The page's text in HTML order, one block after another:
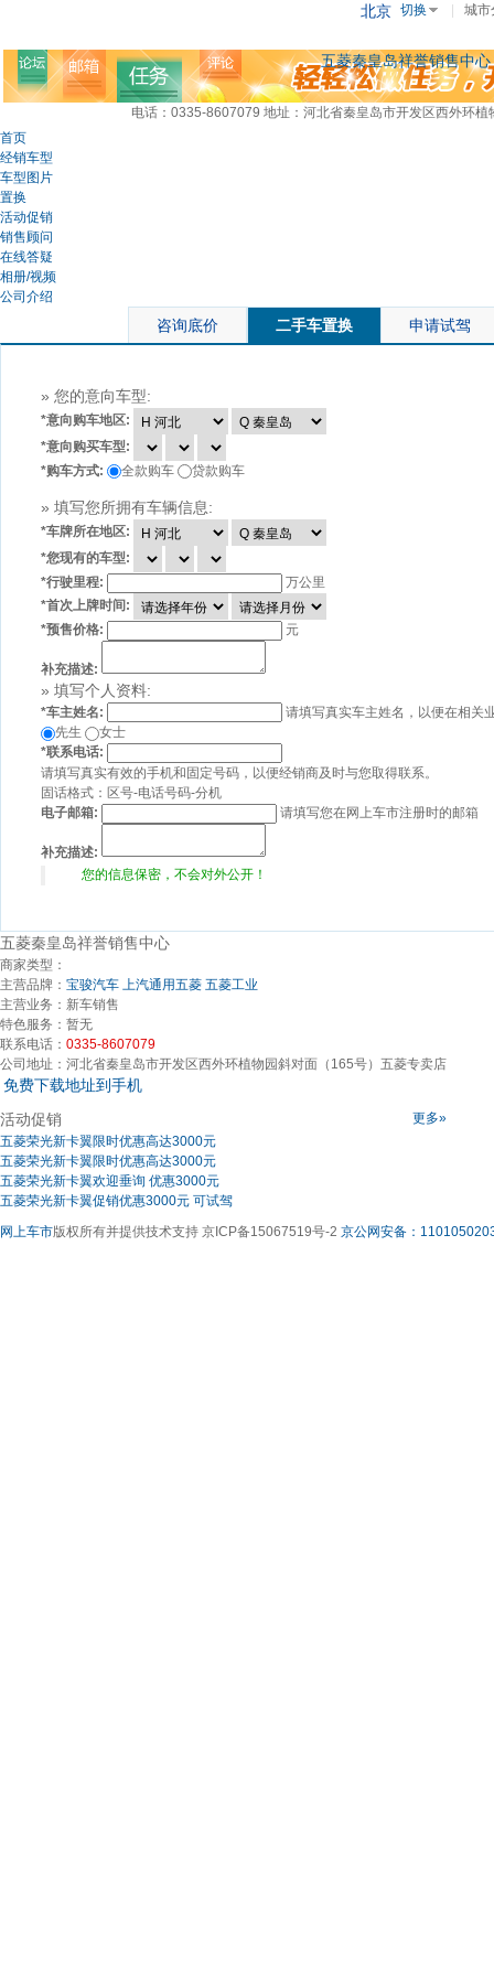
北京 切换 城市
五菱秦皇岛祥誉销售中心
电话：0335-8607079 地址：河北省秦皇岛市开发区西外环
首页
经销车型
车型图片
置换
活动促销
销售顾问
在线答疑
相册/视频
公司介绍
咨询底价 二手车置换 申请试驾
» 您的意向车型:
*意向购车地区:
*意向购买车型:
*购车方式: 全款购车 贷款购车
» 填写您所拥有车辆信息:
*车牌所在地区:
*您现有的车型:
*行驶里程:
万公里
*首次上牌时间:
*预售价格: 元
补充描述:
» 填写个人资料:
*车主姓名:
请填写真实车主姓名，以便在相关
先生
女士
*联系电话:
请填写真实有效的手机和固定号码，以便经销商及时与您取得联系。
固话格式：区号-电话号码-分机
电子邮箱:
请填写您在网上车市注册时的邮箱
补充描述:
您的信息保密，不会对外公开！
五菱秦皇岛祥誉销售中心
商家类型：
主营品牌： 宝骏汽车 上汽通用五菱 五菱工业
主营业务： 新车销售
特色服务： 暂无
联系电话： 0335-8607079
公司地址： 河北省秦皇岛市开发区西外环植物园斜对面（165号）五菱专卖店
免费下载地址到手机
更多»
活动促销
五菱荣光新卡翼限时优惠高达3000元
五菱荣光新卡翼限时优惠高达3000元
五菱荣光新卡翼欢迎垂询 优惠3000元
五菱荣光新卡翼促销优惠3000元 可试驾
网上车市版权所有并提供技术支持 京ICP备15067519号-2 京公网安备：